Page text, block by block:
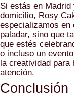
Si estás en
domicilio, Rosy
especializamos en
paladar, sino que
que estés
o incluso un
la creatividad para
atención.
Conclusión